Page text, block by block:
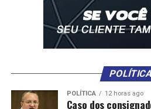
Em dia de operação, Câmara
Empresa Cuiabana de Saúde
POLÍTICA
POLÍTICA 12 horas ago
Caso dos